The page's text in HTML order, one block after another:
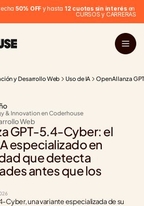
50% OFF y hasta 12 cuotas sin interés en
CURSOS y CARRERAS
y Desarrollo Web Uso de IA OpenAI lanza
& Innovation en Coderhouse
Web
GPT-5.4-Cyber: el
especializado en
que detecta
antes que los
Cyber, una variante especializada de su